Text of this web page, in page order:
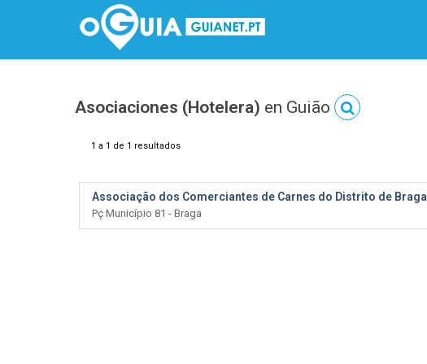
Asociaciones (Hotelera) en Guião
1 a 1 de 1 resultados
Associação dos Comerciantes de Carnes do Distrito de Braga
Pç Município 81 - Braga